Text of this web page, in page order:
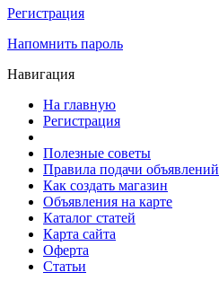
Регистрация
Напомнить пароль
Навигация
На главную
Регистрация
Полезные советы
Правила подачи объявлений
Как создать магазин
Объявления на карте
Каталог статей
Карта сайта
Оферта
Статьи